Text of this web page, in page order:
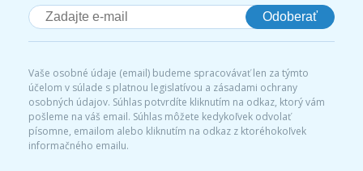
Odoberať
Vaše osobné údaje (email) budeme spracovávať len za týmto
účelom v súlade s platnou legislatívou a zásadami ochrany
osobných údajov. Súhlas potvrdíte kliknutím na odkaz, ktorý vám
pošleme na váš email. Súhlas môžete kedykoľvek odvolať
písomne, emailom alebo kliknutím na odkaz z ktoréhokoľvek
informačného emailu.